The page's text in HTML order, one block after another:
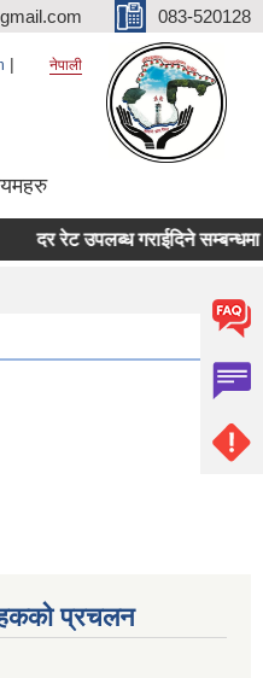
083-520128
नेपाली
दर रेट उपलब्ध गराईदिने सम्बन्धमा ।
प्रचलन